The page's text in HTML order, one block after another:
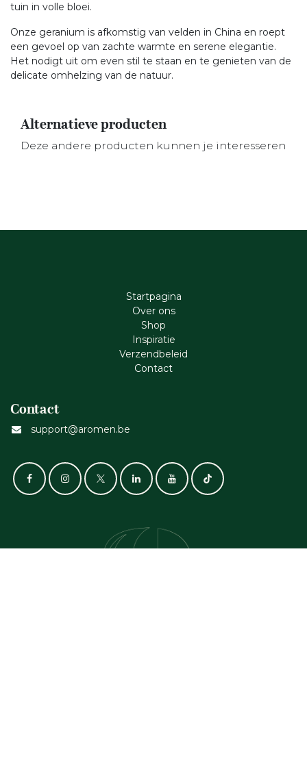
tuin in volle bloei.
Onze geranium is afkomstig van velden in China en roept
een gevoel op van zachte warmte en serene elegantie.
Het nodigt uit om even stil te staan en te genieten van de
delicate omhelzing van de natuur.
Alternatieve producten
Deze andere producten kunnen je interesseren
Startpagina
Ove​r​ ons
Shop
Inspiratie
Verzendbeleid
Cont​act
Contact
support@aromen.be